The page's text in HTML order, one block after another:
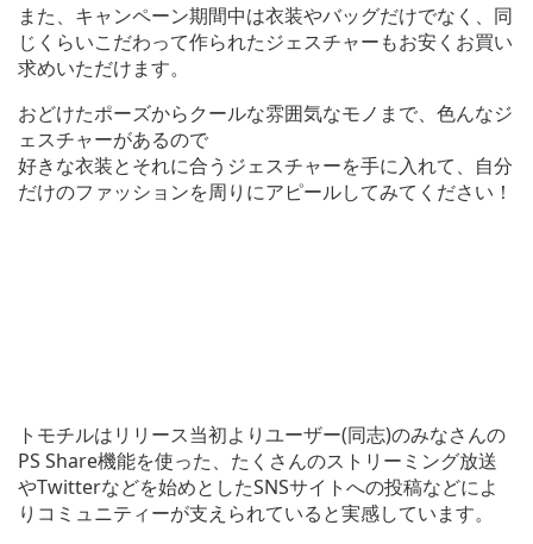
また、キャンペーン期間中は衣装やバッグだけでなく、同
じくらいこだわって作られたジェスチャーもお安くお買い
求めいただけます。
おどけたポーズからクールな雰囲気なモノまで、色んなジ
ェスチャーがあるので
好きな衣装とそれに合うジェスチャーを手に入れて、自分
だけのファッションを周りにアピールしてみてください！
トモチルはリリース当初よりユーザー(同志)のみなさんの
PS Share機能を使った、たくさんのストリーミング放送
やTwitterなどを始めとしたSNSサイトへの投稿などによ
りコミュニティーが支えられていると実感しています。